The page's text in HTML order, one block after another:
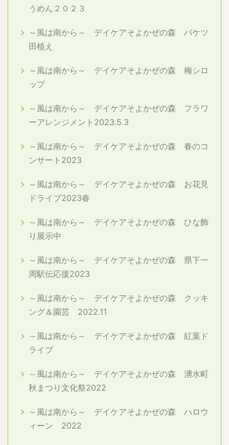
うめん２０２３
～風は南から～ デイケアそよかぜの森 バケツ
田植え
～風は南から～ デイケアそよかぜの森 梅シロ
ップ
～風は南から～ デイケアそよかぜの森 フラワ
ーアレンジメント2023.5.3
～風は南から～ デイケアそよかぜの森 春のコ
ンサート2023
～風は南から～ デイケアそよかぜの森 お花見
ドライブ2023春
～風は南から～ デイケアそよかぜの森 ひな飾
り展示中
～風は南から～ デイケアそよかぜの森 県下一
周駅伝応援2023
～風は南から～ デイケアそよかぜの森 クッキ
ング＆園芸 2022.11
～風は南から～ デイケアそよかぜの森 紅葉ド
ライブ
～風は南から～ デイケアそよかぜの森 湧水町
秋まつり文化祭2022
～風は南から～ デイケアそよかぜの森 ハロウ
ィーン 2022